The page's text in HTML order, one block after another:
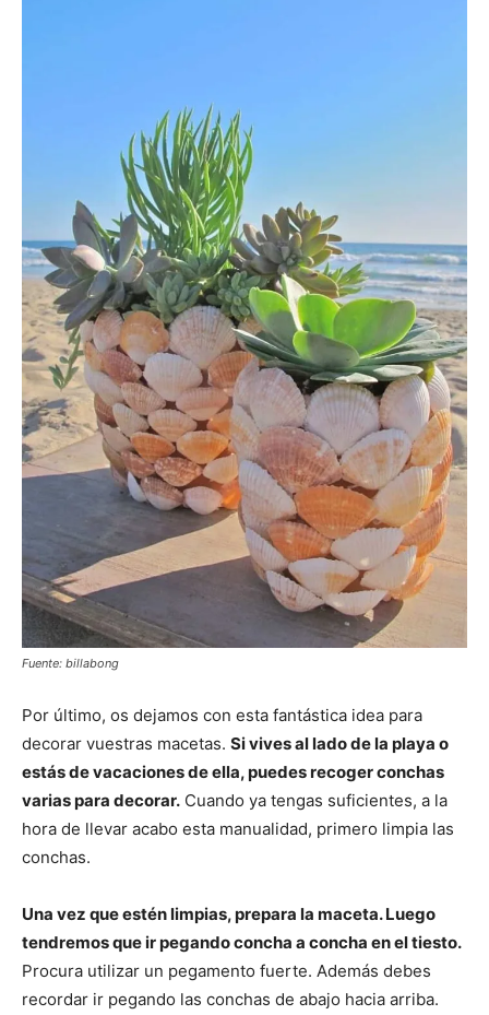
Fuente: billabong
Por último, os dejamos con esta fantástica idea para
decorar vuestras macetas. Si vives al lado de la playa o
estás de vacaciones de ella, puedes recoger conchas
varias para decorar. Cuando ya tengas suficientes, a la
hora de llevar acabo esta manualidad, primero limpia las
conchas.
Una vez que estén limpias, prepara la maceta. Luego
tendremos que ir pegando concha a concha en el tiesto.
Procura utilizar un pegamento fuerte. Además debes
recordar ir pegando las conchas de abajo hacia arriba.